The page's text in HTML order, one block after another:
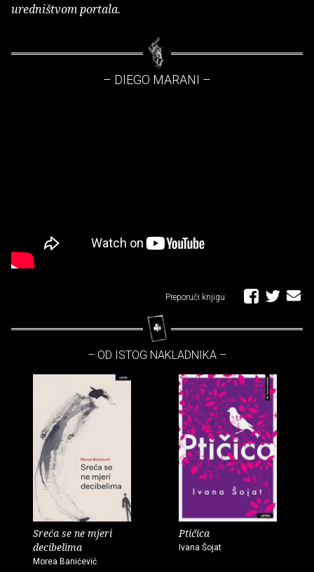
uredništvom portala.
– DIEGO MARANI –
Preporuči knjigu
– OD ISTOG NAKLADNIKA –
Sreća se ne mjeri
decibelima
Morea Banićević
Ptičica
Ivana Šojat